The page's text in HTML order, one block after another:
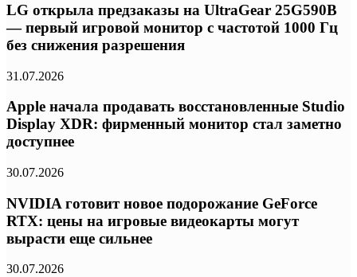
LG открыла предзаказы на UltraGear 25G590B
— первый игровой монитор с частотой 1000 Гц
без снижения разрешения
31.07.2026
Apple начала продавать восстановленные Studio
Display XDR: фирменный монитор стал заметно
доступнее
30.07.2026
NVIDIA готовит новое подорожание GeForce
RTX: цены на игровые видеокарты могут
вырасти еще сильнее
30.07.2026